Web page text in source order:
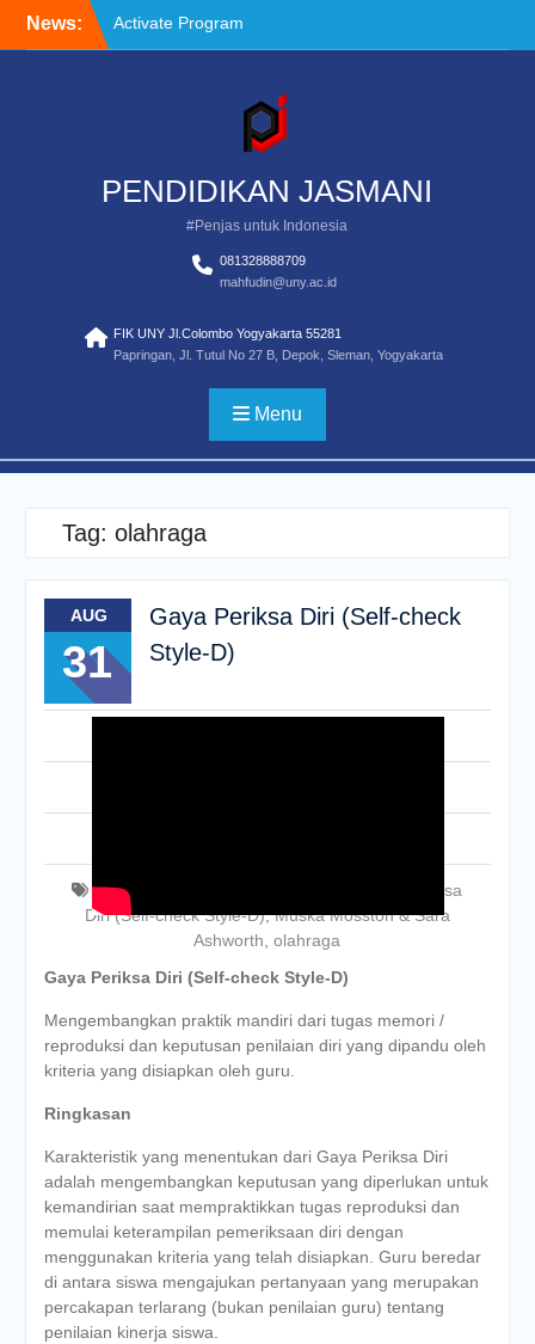
News:
Definisi Penilaian Untuk
Pendidikan Jasmani
PENDIDIKAN JASMANI
#Penjas untuk Indonesia
081328888709
mahfudin@uny.ac.id
FIK UNY Jl.Colombo Yogyakarta 55281
Papringan, Jl. Tutul No 27 B, Depok, Sleman, Yogyakarta
Menu
Tag: olahraga
AUG
31
Gaya Periksa Diri (Self-check
Style-D)
gaya mengajar
Gaya Periksa
Diri (Self-check Style-D),Muska Mosston & Sara
Ashworth ,olahraga
Gaya Periksa Diri (Self-check Style-D)
Mengembangkan praktik mandiri dari tugas memori /
reproduksi dan keputusan penilaian diri yang dipandu oleh
kriteria yang disiapkan oleh guru.
Ringkasan
Karakteristik yang menentukan dari Gaya Periksa Diri
adalah mengembangkan keputusan yang diperlukan untuk
kemandirian saat mempraktikkan tugas reproduksi dan
memulai keterampilan pemeriksaan diri dengan
menggunakan kriteria yang telah disiapkan. Guru beredar
di antara siswa mengajukan pertanyaan yang merupakan
percakapan terlarang (bukan penilaian guru) tentang
penilaian kinerja siswa.